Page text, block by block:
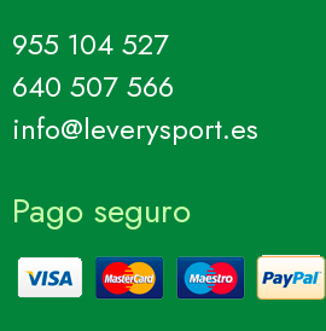
955 104 527
640 507 566
info@leverysport.es
Pago seguro